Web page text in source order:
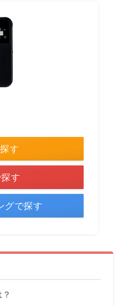
す
す
グで探す